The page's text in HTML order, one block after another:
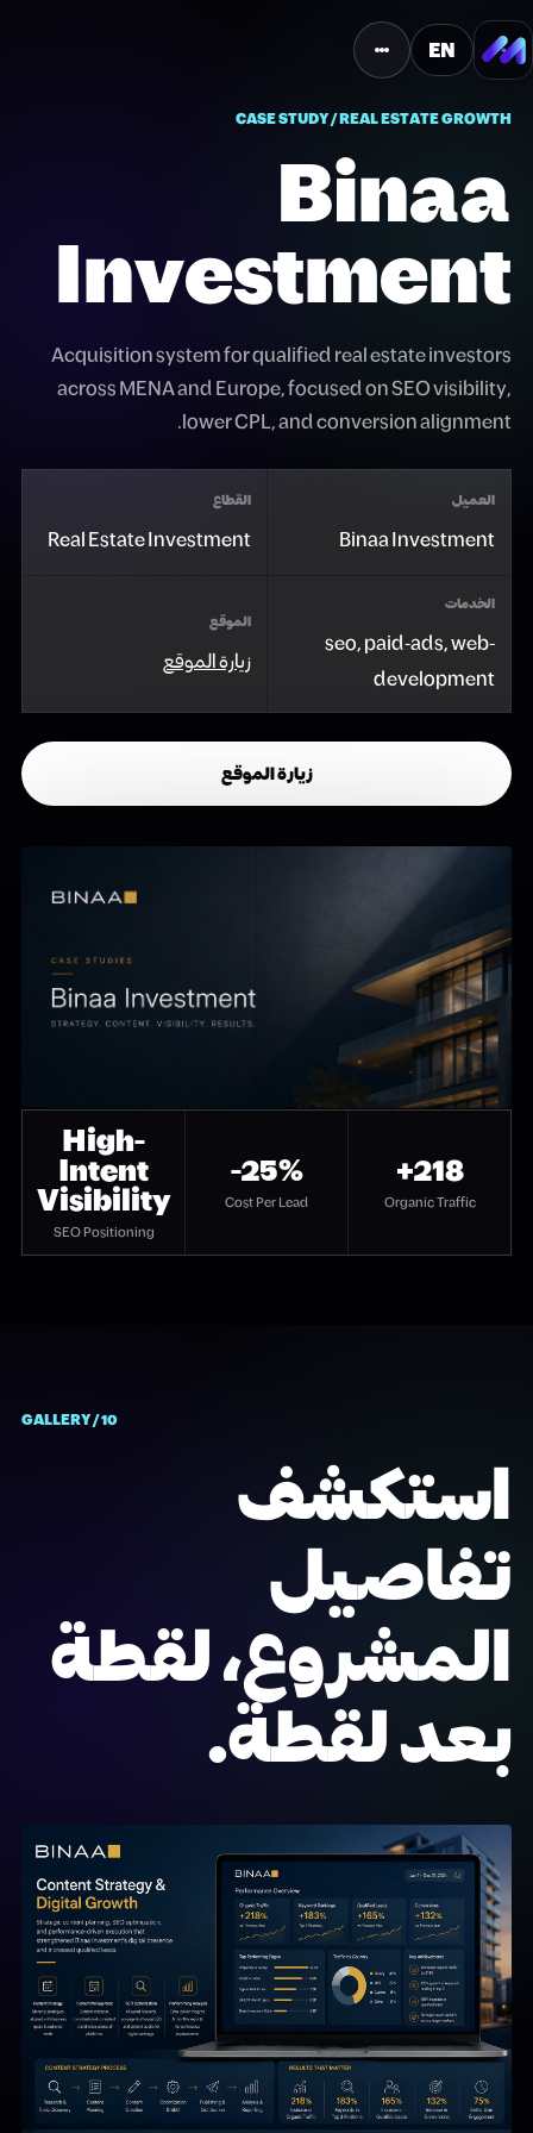
EN
القائمة
CASE STUDY / REAL ESTATE GROWTH
Binaa
Investment
Acquisition system for qualified real estate investors
across MENA and Europe, focused on SEO visibility,
lower CPL, and conversion alignment.
العميل
Binaa Investment
القطاع
Real Estate Investment
الخدمات
seo, paid-ads, web-
development
الموقع
زيارة الموقع
زيارة الموقع
+218
Organic Traffic
-25%
Cost Per Lead
High-
Intent
Visibility
SEO Positioning
10 / GALLERY
استكشف
تفاصيل
المشروع، لقطة
بعد لقطة.